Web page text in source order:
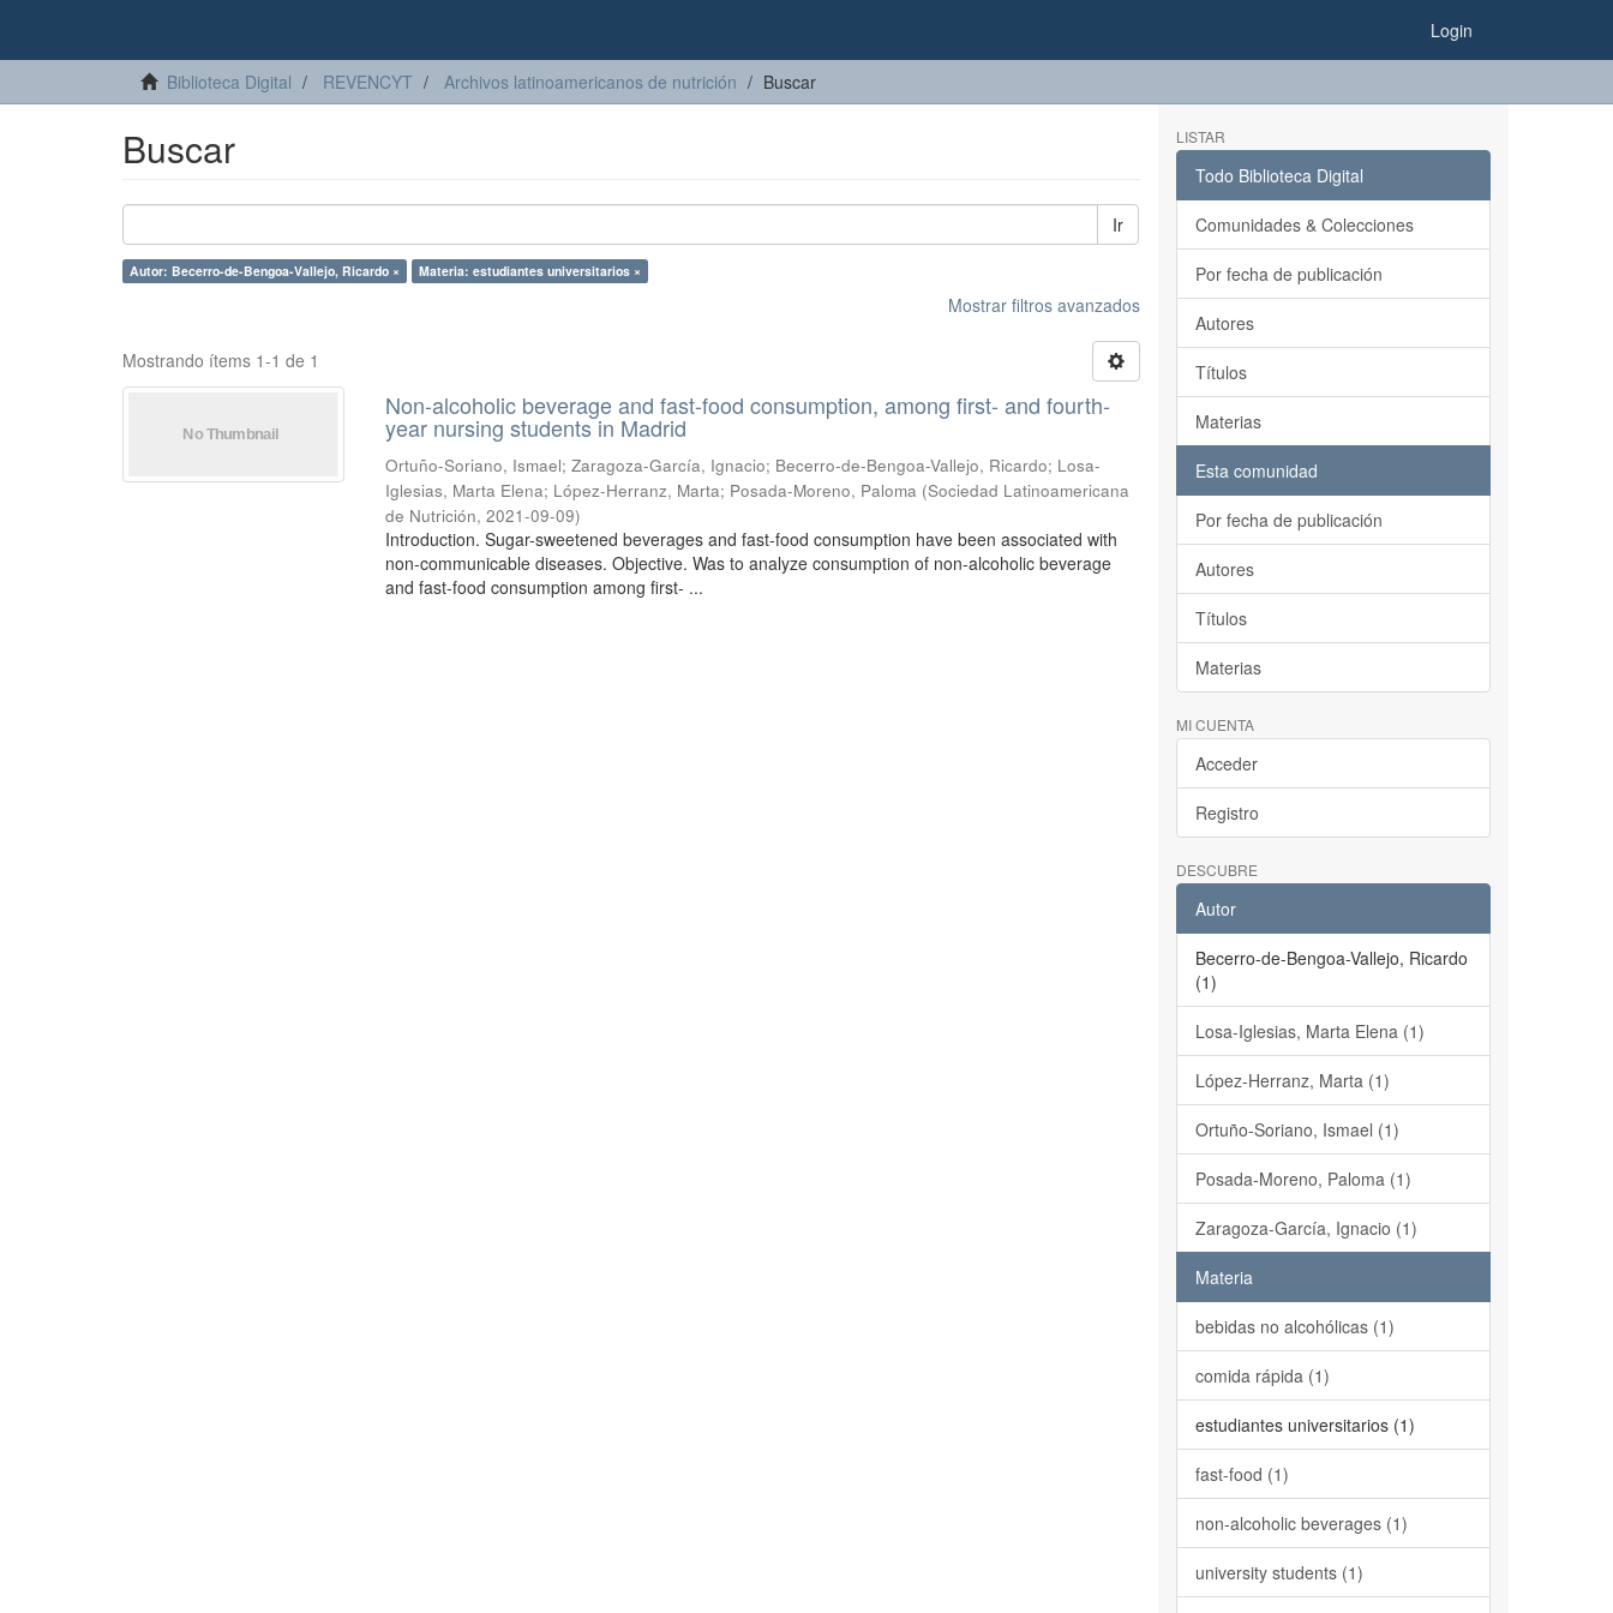
Login
Biblioteca Digital REVENCYT Archivos latinoamericanos de nutrición Buscar
Buscar
Ir
Autor: Becerro-de-Bengoa-Vallejo, Ricardo × Materia: estudiantes universitarios ×
Mostrar filtros avanzados
Mostrando ítems 1-1 de 1
Non-alcoholic beverage and fast-food consumption, among first- and fourth-
year nursing students in Madrid
Ortuño-Soriano, Ismael;Zaragoza-García, Ignacio; Becerro-de-Bengoa-Vallejo, Ricardo; Losa-
Iglesias, Marta Elena; López-Herranz, Marta; Posada-Moreno, Paloma (Sociedad Latinoamericana
de Nutrición,2021-09-09)
Introduction. Sugar-sweetened beverages and fast-food consumption have been associated with
non-communicable diseases. Objective. Was to analyze consumption of non-alcoholic beverage
and fast-food consumption among first- ...
LISTAR
Todo Biblioteca Digital
Comunidades & Colecciones
Por fecha de publicación
Autores
Títulos
Materias
Esta comunidad
Por fecha de publicación
Autores
Títulos
Materias
MI CUENTA
Acceder
Registro
DESCUBRE
Autor
Becerro-de-Bengoa-Vallejo, Ricardo
(1)
Losa-Iglesias, Marta Elena (1)
López-Herranz, Marta (1)
Ortuño-Soriano, Ismael (1)
Posada-Moreno, Paloma (1)
Zaragoza-García, Ignacio (1)
Materia
bebidas no alcohólicas (1)
comida rápida (1)
estudiantes universitarios (1)
fast-food (1)
non-alcoholic beverages (1)
university students (1)